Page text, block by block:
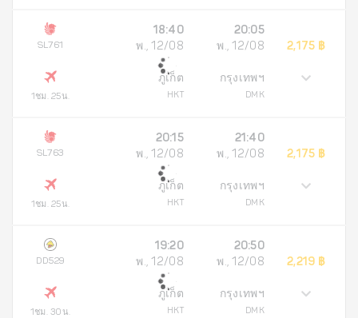
SL761
1ชม. 25น.
18:40
พ., 12/08
ภูเก็ต
HKT
20:05
พ., 12/08
กรุงเทพฯ
DMK
2,175 ฿
SL763
1ชม. 25น.
20:15
พ., 12/08
ภูเก็ต
HKT
21:40
พ., 12/08
กรุงเทพฯ
DMK
2,175 ฿
DD529
1ชม. 30น.
19:20
พ., 12/08
ภูเก็ต
HKT
20:50
พ., 12/08
กรุงเทพฯ
DMK
2,219 ฿